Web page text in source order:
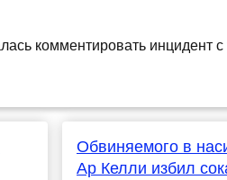
Обвиняемого в
Ар Келли избил